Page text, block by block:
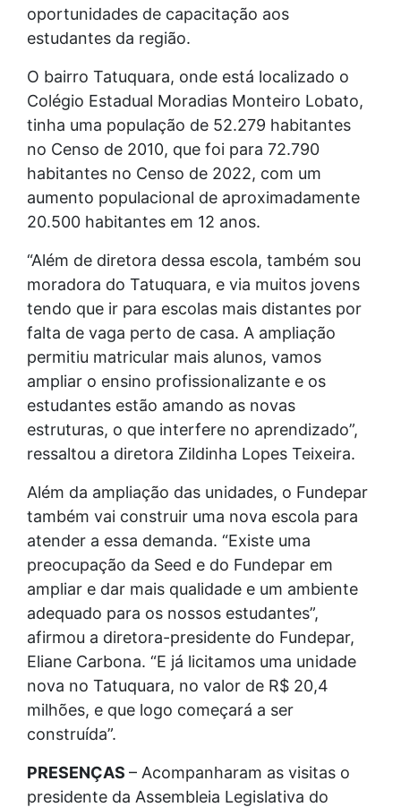
oportunidades de capacitação aos
estudantes da região.
O bairro Tatuquara, onde está localizado o
Colégio Estadual Moradias Monteiro Lobato,
tinha uma população de 52.279 habitantes
no Censo de 2010, que foi para 72.790
habitantes no Censo de 2022, com um
aumento populacional de aproximadamente
20.500 habitantes em 12 anos.
“Além de diretora dessa escola, também sou
moradora do Tatuquara, e via muitos jovens
tendo que ir para escolas mais distantes por
falta de vaga perto de casa. A ampliação
permitiu matricular mais alunos, vamos
ampliar o ensino profissionalizante e os
estudantes estão amando as novas
estruturas, o que interfere no aprendizado”,
ressaltou a diretora Zildinha Lopes Teixeira.
Além da ampliação das unidades, o Fundepar
também vai construir uma nova escola para
atender a essa demanda. “Existe uma
preocupação da Seed e do Fundepar em
ampliar e dar mais qualidade e um ambiente
adequado para os nossos estudantes”,
afirmou a diretora-presidente do Fundepar,
Eliane Carbona. “E já licitamos uma unidade
nova no Tatuquara, no valor de R$ 20,4
milhões, e que logo começará a ser
construída”.
PRESENÇAS – Acompanharam as visitas o
presidente da Assembleia Legislativa do